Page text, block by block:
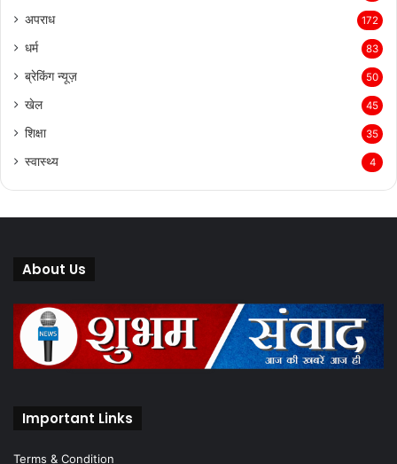
अपराध 172
धर्म 83
ब्रेकिंग न्यूज़ 50
खेल 45
शिक्षा 35
स्वास्थ्य 4
About Us
Important Links
Terms & Condition